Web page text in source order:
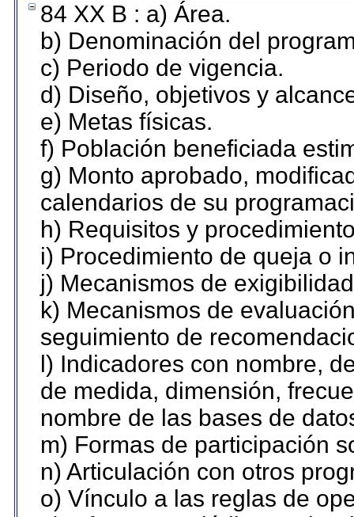
84 XX B : a) Área.
b) Denominación del
c) Periodo de vigencia.
d) Diseño, objetivos y
e) Metas físicas.
f) Población beneficiada
g) Monto aprobado,
calendarios de su
h) Requisitos y
i) Procedimiento de queja o
j) Mecanismos de
k) Mecanismos de
seguimiento de
l) Indicadores con nombre,
de medida, dimensión,
nombre de las bases de
m) Formas de participación
n) Articulación con otros
o) Vínculo a las reglas de